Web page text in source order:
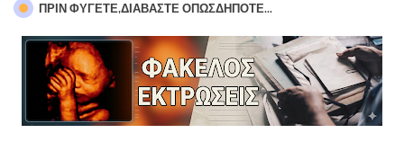
ΠΡΊΝ ΦΎΓΕΤΕ,ΔΙΑΒΆΣΤΕ ΟΠΩΣΔΉΠΟΤΕ...